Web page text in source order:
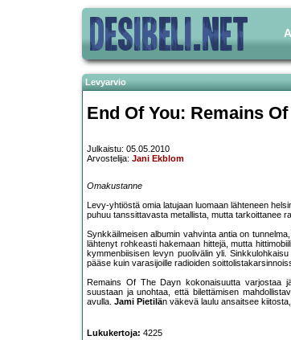
Levyarvio
End Of You: Remains
Julkaistu: 05.05.2010
Arvostelija: Jani Ekblom
Omakustanne
Levy-yhtiöstä omia latujaan luomaan lähteneen
puhuu tanssittavasta metallista, mutta tarkoittanee
Synkkäilmeisen albumin vahvinta antia on
lähtenyt rohkeasti hakemaan hittejä, mutta
kymmenbiisisen levyn puolivälin yli.
pääse kuin varasijoille radioiden
Remains Of The Dayn kokonaisuutta varjostaa
suustaan ja unohtaa, että bilettämisen
avulla. Jami Pietilän väkevä laulu ansaitsee
Lukukertoja: 4225